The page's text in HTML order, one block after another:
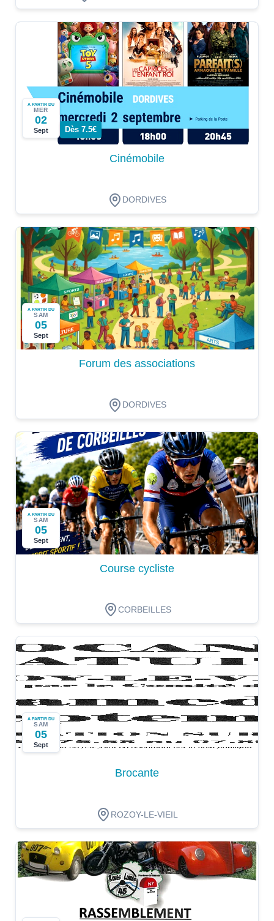
A PARTIR DU
MER
02
Sept Dès 7.5€
Cinémobile
DORDIVES
A PARTIR DU
SAM
05
Sept
Forum des associations
DORDIVES
A PARTIR DU
SAM
05
Sept
Course cycliste
CORBEILLES
A PARTIR DU
SAM
05
Sept
Brocante
ROZOY-LE-VIEIL